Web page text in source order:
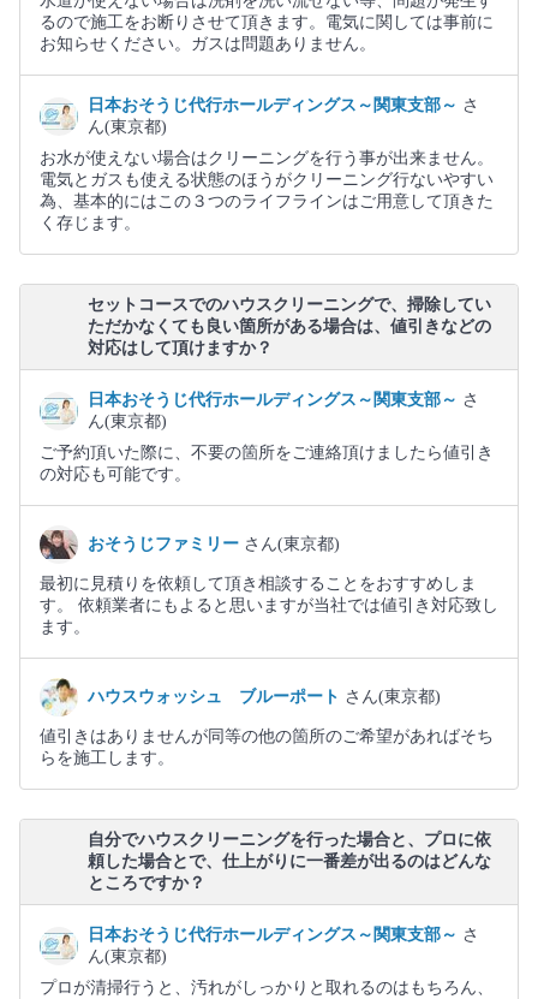
るので施工をお断りさせて頂きます。電気に関しては事前に
お知らせください。ガスは問題ありません。
日本おそうじ代行ホールディングス～関東支部～ さ
ん(東京都)
お水が使えない場合はクリーニングを行う事が出来ません。
電気とガスも使える状態のほうがクリーニング行ないやすい
為、基本的にはこの３つのライフラインはご用意して頂きた
く存じます。
セットコースでのハウスクリーニングで、掃除してい
ただかなくても良い箇所がある場合は、値引きなどの
対応はして頂けますか？
日本おそうじ代行ホールディングス～関東支部～ さ
ん(東京都)
ご予約頂いた際に、不要の箇所をご連絡頂けましたら値引き
の対応も可能です。
おそうじファミリー さん(東京都)
最初に見積りを依頼して頂き相談することをおすすめしま
す。 依頼業者にもよると思いますが当社では値引き対応致し
ます。
ハウスウォッシュ ブルーポート さん(東京都)
値引きはありませんが同等の他の箇所のご希望があればそち
らを施工します。
自分でハウスクリーニングを行った場合と、プロに依
頼した場合とで、仕上がりに一番差が出るのはどんな
ところですか？
日本おそうじ代行ホールディングス～関東支部～ さ
ん(東京都)
プロが清掃行うと、汚れがしっかりと取れるのはもちろん、